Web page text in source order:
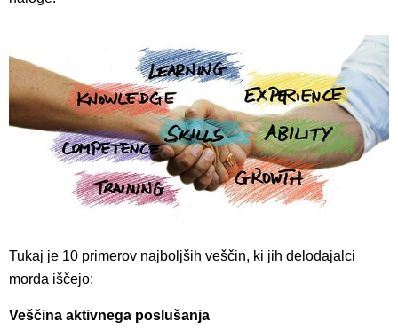
Tukaj je 10 primerov najboljših veščin, ki jih delodajalci
morda iščejo:
Veščina aktivnega poslušanja